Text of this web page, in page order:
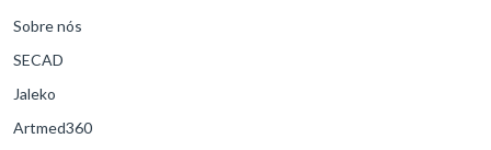
Sobre nós
SECAD
Jaleko
Artmed360